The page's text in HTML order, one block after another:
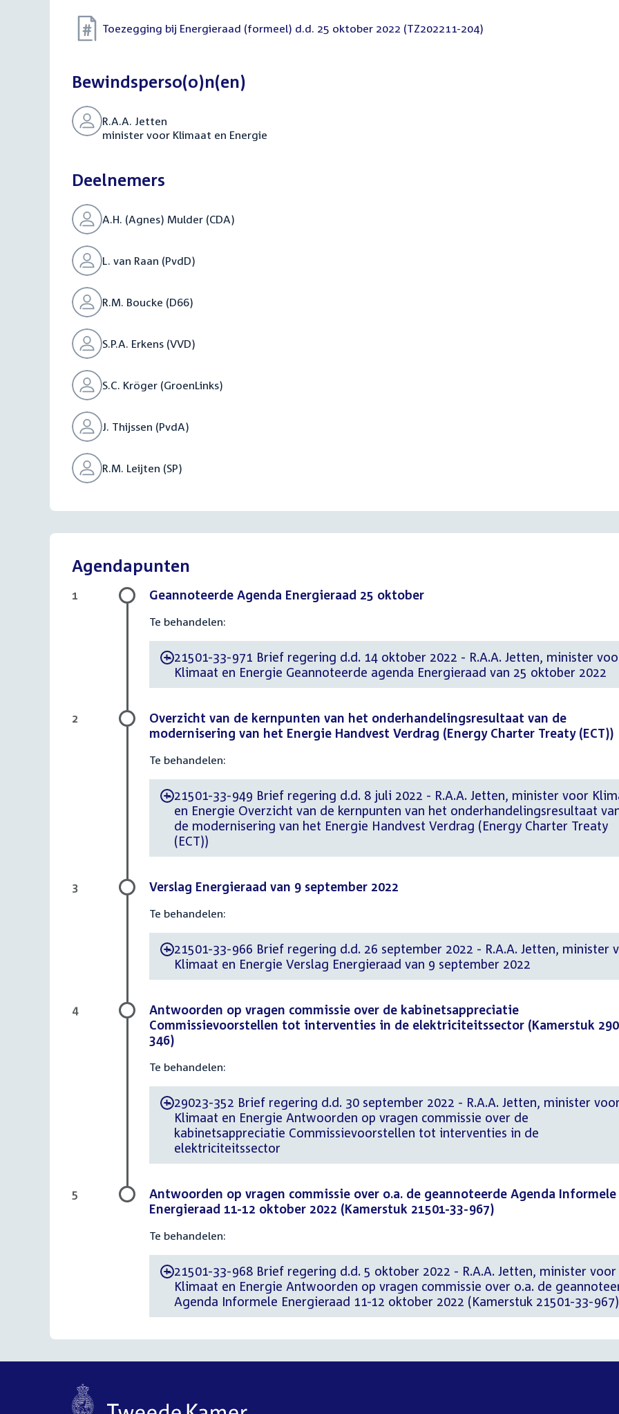
Toezegging bij Energieraad (formeel) d.d. 25 oktober 2022 (TZ202211-204)
Bewindsperso(o)n(en)
R.A.A. Jetten
minister voor Klimaat en Energie
Deelnemers
A.H. (Agnes) Mulder (CDA)
L. van Raan (PvdD)
R.M. Boucke (D66)
S.P.A. Erkens (VVD)
S.C. Kröger (GroenLinks)
J. Thijssen (PvdA)
R.M. Leijten (SP)
Agendapunten
Geannoteerde Agenda Energieraad 25 oktober
Te behandelen:
-21501-33-971 Brief regering d.d. 14 oktober 2022 - R.A.A. Jetten, minister
Klimaat en Energie Geannoteerde agenda Energieraad van 25 oktober 2022
1
Overzicht van de kernpunten van het onderhandelingsresultaat van de
modernisering van het Energie Handvest Verdrag (Energy Charter Treaty (ECT))
Te behandelen:
-21501-33-949 Brief regering d.d. 8 juli 2022 - R.A.A. Jetten, minister voor
en Energie Overzicht van de kernpunten van het onderhandelingsresultaat
de modernisering van het Energie Handvest Verdrag (Energy Charter Treaty
(ECT))
2
Verslag Energieraad van 9 september 2022
Te behandelen:
-21501-33-966 Brief regering d.d. 26 september 2022 - R.A.A. Jetten, minister
Klimaat en Energie Verslag Energieraad van 9 september 2022
3
Antwoorden op vragen commissie over de kabinetsappreciatie
Commissievoorstellen tot interventies in de elektriciteitssector (Kamerstuk
346)
Te behandelen:
-29023-352 Brief regering d.d. 30 september 2022 - R.A.A. Jetten, minister
Klimaat en Energie Antwoorden op vragen commissie over de
kabinetsappreciatie Commissievoorstellen tot interventies in de
elektriciteitssector
4
Antwoorden op vragen commissie over o.a. de geannoteerde Agenda Informele
Energieraad 11-12 oktober 2022 (Kamerstuk 21501-33-967)
Te behandelen:
-21501-33-968 Brief regering d.d. 5 oktober 2022 - R.A.A. Jetten, minister voor
Klimaat en Energie Antwoorden op vragen commissie over o.a. de
Agenda Informele Energieraad 11-12 oktober 2022 (Kamerstuk 21501-33-967)
5